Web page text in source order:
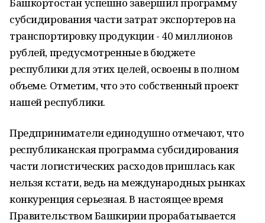
субсидирования части затрат экспортеров на
транспортировку продукции - 40 миллионов
рублей, предусмотренные в бюджете
республики для этих целей, освоены в полном
объеме. Отметим, что это собственный проект
нашей республики.
Предприниматели единодушно отмечают, что
республиканская программа субсидирования
части логистических расходов пришлась как
нельзя кстати, ведь на международных рынках
конкуренция серьезная. В настоящее время
Правительством Башкирии прорабатывается